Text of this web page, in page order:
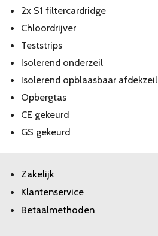
2x S1 filtercardridge
Chloordrijver
Teststrips
Isolerend onderzeil
Isolerend opblaasbaar afdekzeil
Opbergtas
CE gekeurd
GS gekeurd
Zakelijk
Klantenservice
Betaalmethoden